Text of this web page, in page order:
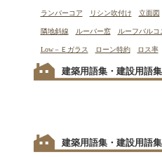
ランバーコア リシン吹付け 立面図
隣地斜線 ルーバー窓 ルーフバルコ
Low－Ｅガラス ローン特約 ロス率
建築用語集・建設用語
建築用語集・建設用語